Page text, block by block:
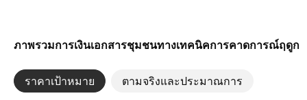
ภาพรวมการเงินเอกสารชุมชนทางเทคนิคการคาดการณ์ฤดูก
ราคาเป้าหมาย ตามจริงและประมาณการ